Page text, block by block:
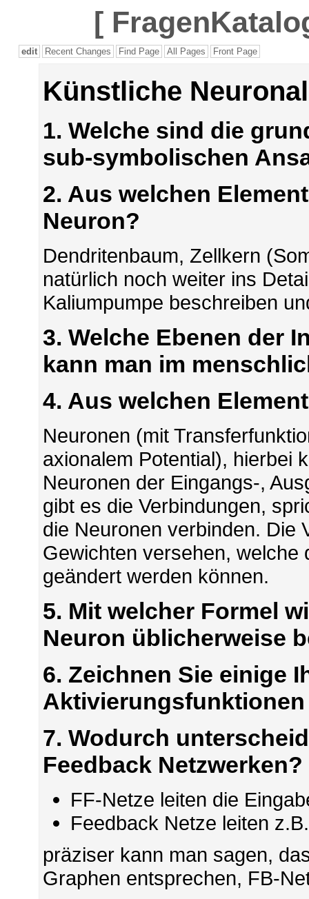
[
edit Recent Changes Find Page All Pages Front Page
Künstliche
1. Welche sind die
sub-symbolischen
2. Aus welchen
Neuron?
Dendritenbaum, Zellkern
natürlich noch weiter ins
Kaliumpumpe beschreiben
3. Welche Ebenen der
kann man im
4. Aus welchen
Neuronen (mit
axionalem Potential), hierbei
Neuronen der Eingangs-,
gibt es die Verbindungen,
die Neuronen verbinden. Die
Gewichten versehen,
geändert werden können.
5. Mit welcher Formel
Neuron üblicherweise
6. Zeichnen Sie einige
Aktivierungsfunktionen
7. Wodurch
Feedback Netzwerken?
FF-Netze leiten die
Feedback Netze leiten
präziser kann man sagen,
Graphen entsprechen, FB-